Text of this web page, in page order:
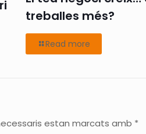
treballes més?
Read more
estan marcats amb *